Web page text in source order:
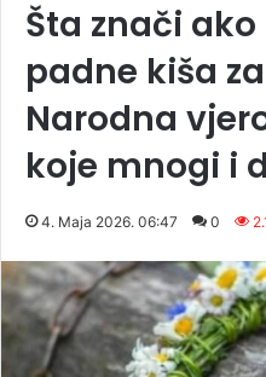
Šta znači
padne kiša
Narodna
koje mnogi i
4. Maja 2026. 06:47 0